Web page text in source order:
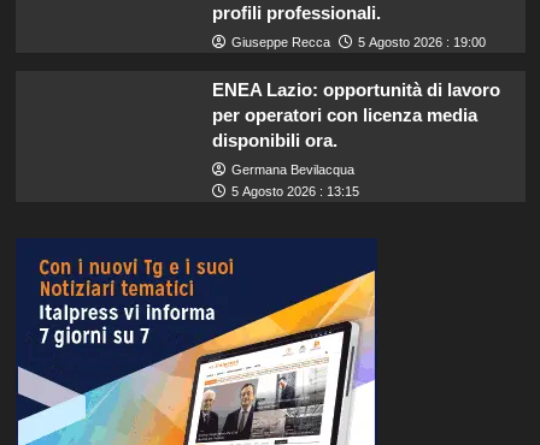
profili professionali.
Giuseppe Recca 5 Agosto 2026 : 19:00
ENEA Lazio: opportunità di lavoro
per operatori con licenza media
disponibili ora.
Germana Bevilacqua
5 Agosto 2026 : 13:15